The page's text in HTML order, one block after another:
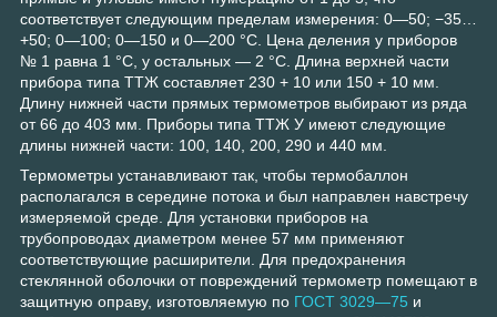
соответствует следующим пределам измерения: 0—50; −35…
+50; 0—100; 0—150 и 0—200 °С. Цена деления у приборов
№ 1 равна 1 °С, у остальных — 2 °С. Длина верхней части
прибора типа ТТЖ составляет 230 + 10 или 150 + 10 мм.
Длину нижней части прямых термометров выбирают из ряда
от 66 до 403 мм. Приборы типа ТТЖ У имеют следующие
длины нижней части: 100, 140, 200, 290 и 440 мм.
Термометры устанавливают так, чтобы термобаллон
располагался в середине потока и был направлен навстречу
измеряемой среде. Для установки приборов на
трубопроводах диаметром менее 57 мм применяют
соответствующие расширители. Для предохранения
стеклянной оболочки от повреждений термометр помещают в
защитную оправу, изготовляемую по ГОСТ 3029—75 и